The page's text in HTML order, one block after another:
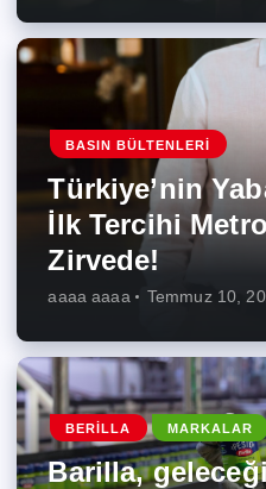
BASIN BÜLTENLERI
Türkiye’nin
İlk Tercihi
Zirvede!
aaaa aaaa Temmuz 10,
BERILLA MARKALAR
Barilla,